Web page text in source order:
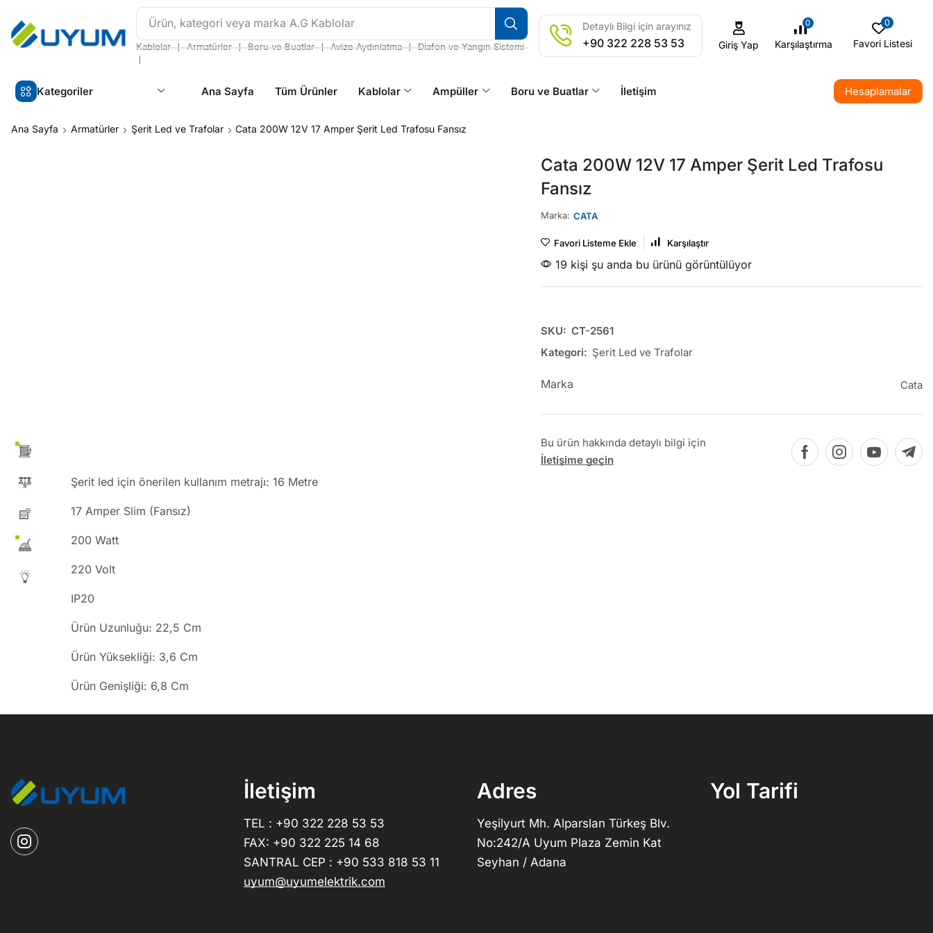
Ürün, kategori veya marka A.G Kablolar
Kablolar ❘ Armatürler ❘ Boru ve Buatlar ❘ Avize Aydınlatma ❘ Diafon ve Yangın Sistemi
❘
Detaylı Bilgi için arayınız
+90 322 228 53 53 Giriş Yap
0
Karşılaştırma
0
Favori Listesi
Kategoriler Ana Sayfa Tüm Ürünler Kablolar Ampüller Boru ve Buatlar İletişim Hesaplamalar
Ana Sayfa Armatürler Şerit Led ve Trafolar Cata 200W 12V 17 Amper Şerit Led Trafosu Fansız
Cata 200W 12V 17 Amper Şerit Led Trafosu
Fansız
Marka: CATA
Favori Listeme Ekle Karşılaştır
19 kişi şu anda bu ürünü görüntülüyor
SKU: CT-2561
Kategori: Şerit Led ve Trafolar
Marka Cata
Bu ürün hakkında detaylı bilgi için
İletişime geçin
Şerit led için önerilen kullanım metrajı: 16 Metre
17 Amper Slim (Fansız)
200 Watt
220 Volt
IP20
Ürün Uzunluğu: 22,5 Cm
Ürün Yüksekliği: 3,6 Cm
Ürün Genişliği: 6,8 Cm
İletişim
TEL : +90 322 228 53 53
FAX: +90 322 225 14 68
SANTRAL CEP : +90 533 818 53 11
uyum@uyumelektrik.com
Adres
Yeşilyurt Mh. Alparslan Türkeş Blv.
No:242/A Uyum Plaza Zemin Kat
Seyhan / Adana
Yol Tarifi